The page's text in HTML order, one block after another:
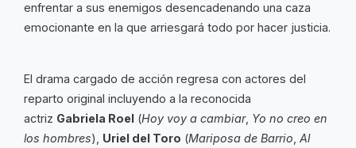
enfrentar a sus enemigos desencadenando una caza
emocionante en la que arriesgará todo por hacer justicia.
El drama cargado de acción regresa con actores del
reparto original incluyendo a la reconocida
actriz Gabriela Roel (Hoy voy a cambiar, Yo no creo en
los hombres), Uriel del Toro (Mariposa de Barrio, Al